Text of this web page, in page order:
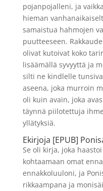
pojanpojalleni, ja
hieman
samaistua hahmojen
puutteeseen.
olivat kutoivat koko
lisäämällä syvyyttä ja
silti ne kindlelle
aseena, joka murroin
oli kuin avain, joka
täynnä piilotettuja
yllätyksiä.
Ekirjoja [EPUB]
Se oli kirja, joka
kohtaamaan omat
ennakkoluuloni, ja
rikkaampana ja